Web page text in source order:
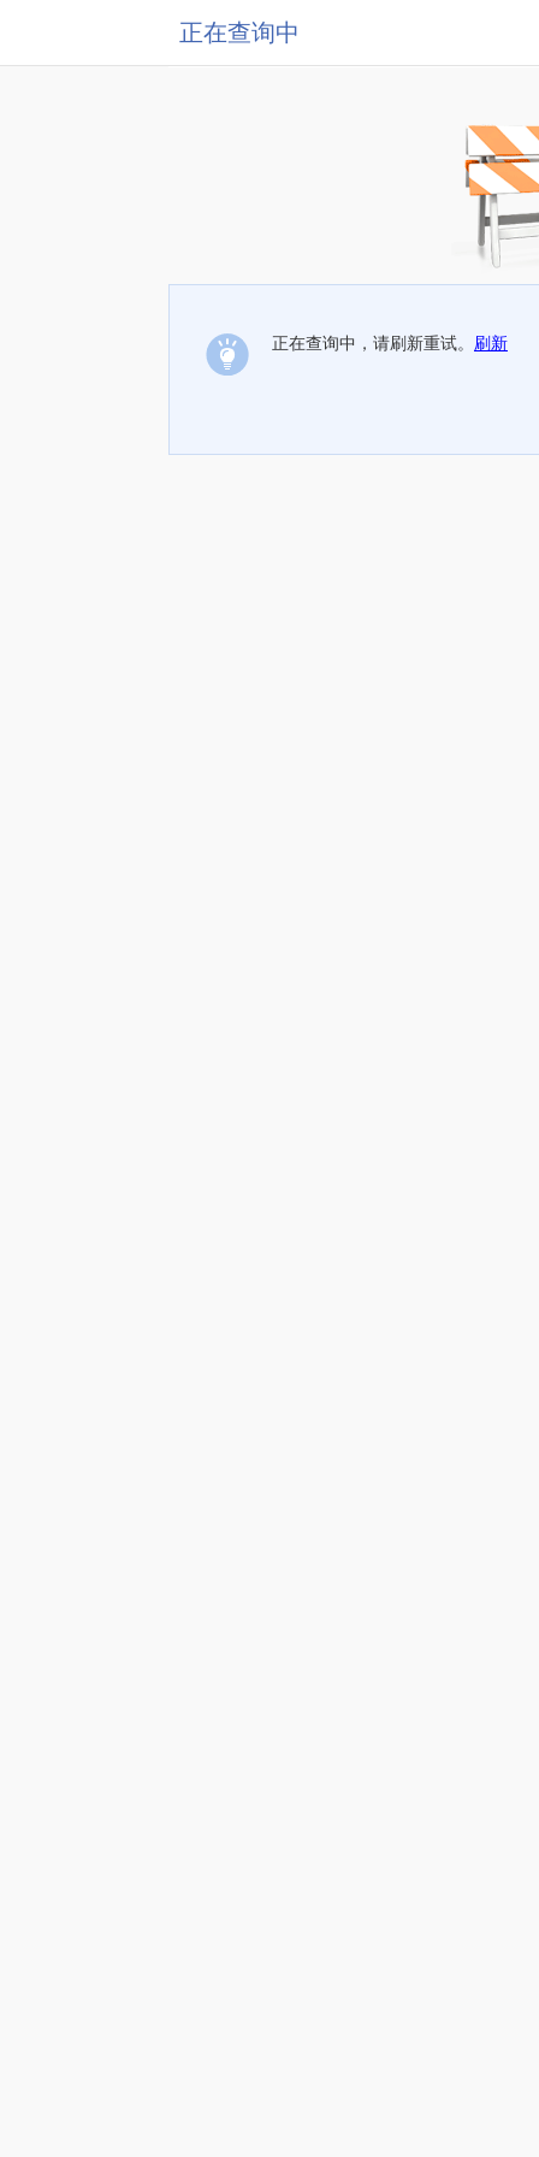
正在查询中
正在查询中，请刷新重试。 刷新